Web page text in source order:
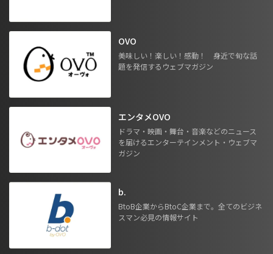
OVO
美味しい！楽しい！感動！ 身近で旬な話
題を発信するウェブマガジン
エンタメOVO
ドラマ・映画・舞台・音楽などのニュース
を届けるエンターテインメント・ウェブマ
ガジン
b.
BtoB企業からBtoC企業まで。全てのビジネ
スマン必見の情報サイト